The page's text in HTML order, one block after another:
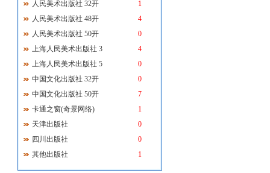
人民美术出版社 32开
1
人民美术出版社 48开
4
人民美术出版社 50开
0
上海人民美术出版社 3
4
上海人民美术出版社 5
0
中国文化出版社 32开
0
中国文化出版社 50开
7
卡通之窗(奇景网络)
1
天津出版社
0
四川出版社
0
其他出版社
1